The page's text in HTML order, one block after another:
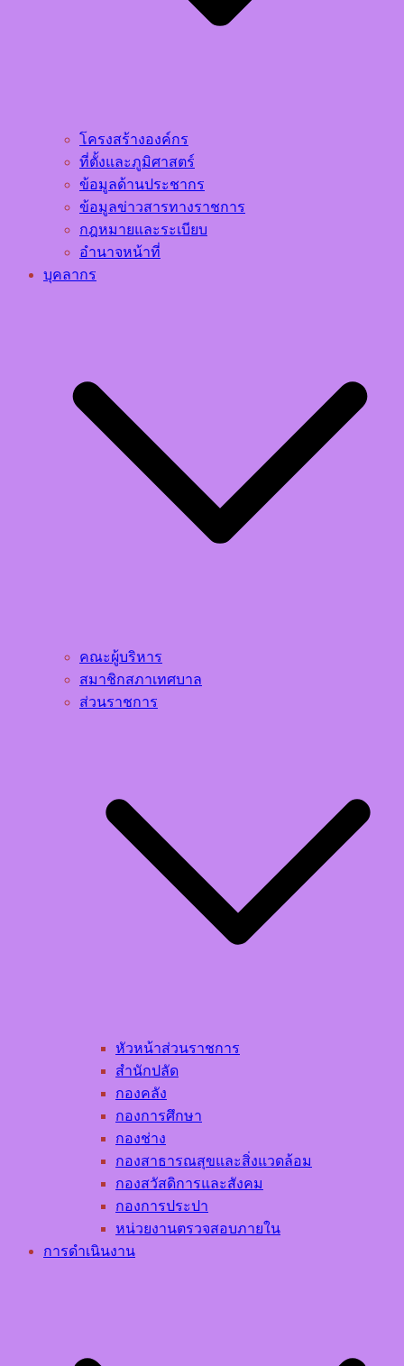
โครงสร้างองค์กร
ที่ตั้งและภูมิศาสตร์
ข้อมูลด้านประชากร
ข้อมูลข่าวสารทางราชการ
กฎหมายและระเบียบ
อำนาจหน้าที่
บุคลากร
คณะผู้บริหาร
สมาชิกสภาเทศบาล
ส่วนราชการ
หัวหน้าส่วนราชการ
สำนักปลัด
กองคลัง
กองการศึกษา
กองช่าง
กองสาธารณสุขและสิ่งแวดล้อม
กองสวัสดิการและสังคม
กองการประปา
หน่วยงานตรวจสอบภายใน
การดำเนินงาน